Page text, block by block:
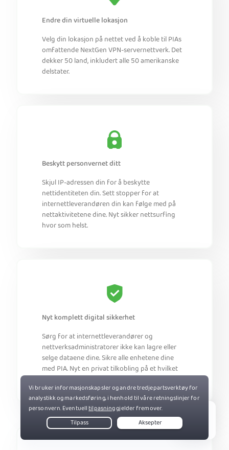
Endre din virtuelle lokasjon
Velg din lokasjon på nettet ved å koble til PIAs
omfattende NextGen VPN-servernettverk. Det
dekker 50 land, inkludert alle 50 amerikanske
delstater.
Beskytt personvernet ditt
Skjul IP-adressen din for å beskytte
nettidentiteten din. Sett stopper for at
internettleverandøren din kan følge med på
nettaktivitetene dine. Nyt sikker nettsurfing
hvor som helst.
Nyt komplett digital sikkerhet
Sørg for at internettleverandører og
nettverksadministratorer ikke kan lagre eller
selge dataene dine. Sikre alle enhetene dine
med PIA. Nyt en privat tilkobling på et hvilket